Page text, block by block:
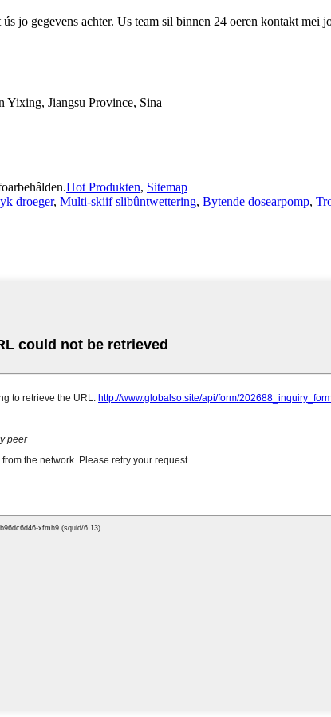
jo gegevens achter. Us team sil binnen 24 oeren kontakt mei
Yixing, Jiangsu Province, Sina
Hot Produkten, Sitemap
droeger, Multi-skiif slibûntwettering, Bytende dosearpomp,